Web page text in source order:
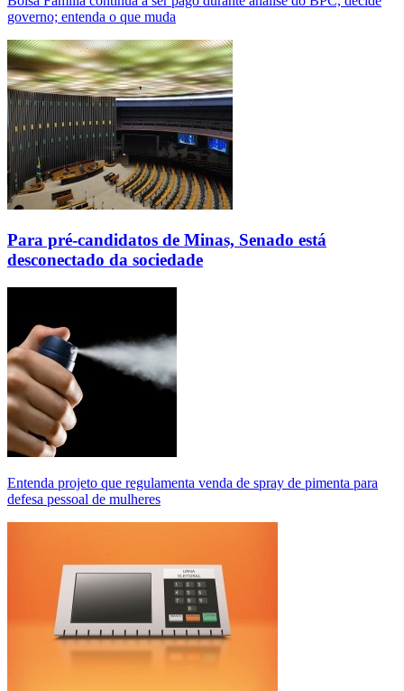
governo; entenda o que muda
Para pré-candidatos de Minas, Senado está
desconectado da sociedade
Entenda projeto que regulamenta venda de spray de pimenta para
defesa pessoal de mulheres